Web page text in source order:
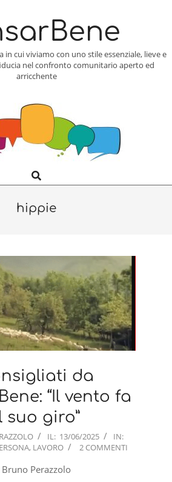
in cui viviamo con uno stile essenziale, lieve e
nel confronto comunitario aperto ed
arricchente
Search
hippie
da
“Il vento fa
suo giro”
IL: 13/06/2025
IN:
, LAVORO 2 COMMENTI
Bruno Perazzolo